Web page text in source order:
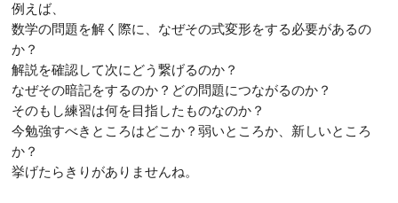
例えば、
数学の問題を解く際に、なぜその式変形をする必要があるの
か？
解説を確認して次にどう繋げるのか？
なぜその暗記をするのか？どの問題につながるのか？
そのもし練習は何を目指したものなのか？
今勉強すべきところはどこか？弱いところか、新しいところ
か？
挙げたらきりがありませんね。